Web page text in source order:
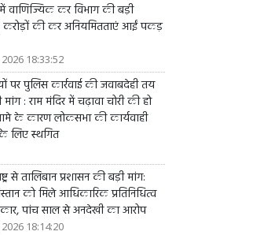
वाणिज्यिक कर विभाग की बड़ी
करोड़ों की कर अनियमितताएं आईं पकड़
18:33:52
पर पुलिस कार्रवाई की जवाबदेही तय
: राम मंदिर में चढ़ावा चोरी की हो
के कारण लोकसभा की कार्यवाही
लिए स्थगित
से तालिबान प्रशासन की बड़ी मांग:
को मिले आधिकारिक प्रतिनिधित्व
पांच साल से अनदेखी का आरोप
18:14:20